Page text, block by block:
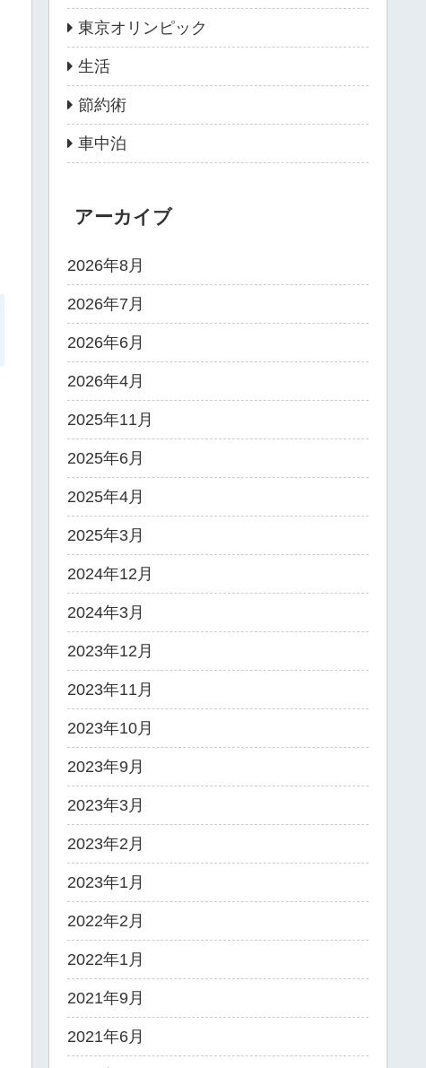
東京オリンピック
生活
節約術
車中泊
アーカイブ
2026年8月
2026年7月
2026年6月
2026年4月
2025年11月
2025年6月
2025年4月
2025年3月
2024年12月
2024年3月
2023年12月
2023年11月
2023年10月
2023年9月
2023年3月
2023年2月
2023年1月
2022年2月
2022年1月
2021年9月
2021年6月